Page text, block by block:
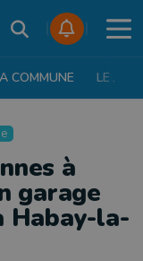
COMMUNE LE JT
à
garage
Habay-la-